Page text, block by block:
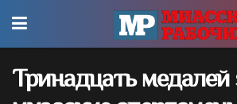
Тринадцать медалей